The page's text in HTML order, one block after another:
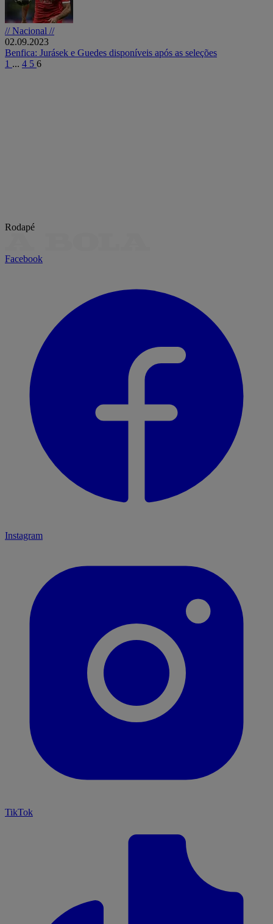
// Nacional //
02.09.2023
Benfica: Jurásek e Guedes disponíveis após as seleções
1 ... 4 5 6
Rodapé
Facebook
Instagram
TikTok